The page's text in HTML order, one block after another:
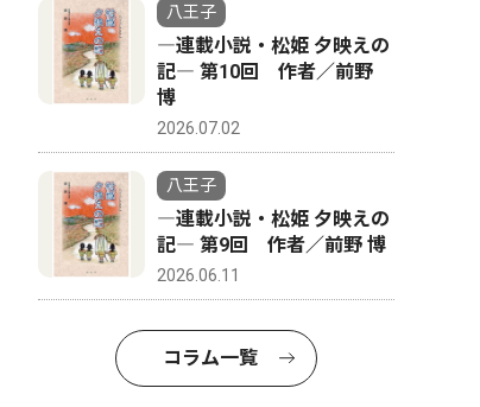
八王子
―連載小説・松姫 夕映えの
記― 第10回 作者／前野
博
2026.07.02
八王子
―連載小説・松姫 夕映えの
記― 第9回 作者／前野 博
2026.06.11
コラム一覧